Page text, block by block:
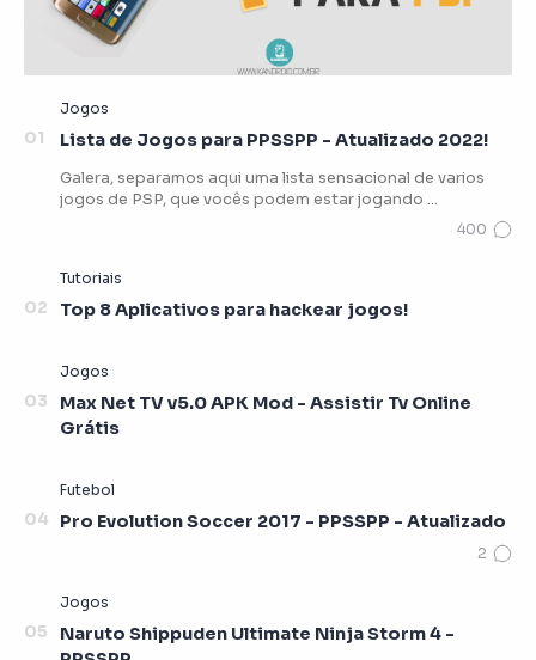
Lista de Jogos para PPSSPP - Atualizado 2022!
Galera, separamos aqui uma lista sensacional de varios
jogos de PSP, que vocês podem estar jogando …
Top 8 Aplicativos para hackear jogos!
Max Net TV v5.0 APK Mod - Assistir Tv Online
Grátis
Pro Evolution Soccer 2017 - PPSSPP - Atualizado
Naruto Shippuden Ultimate Ninja Storm 4 -